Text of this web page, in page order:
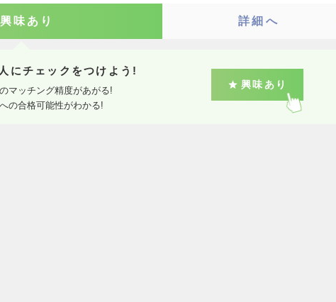
興味あり 詳細へ
にチェックをつけよう!
マッチング精度があがる!
の合格可能性がわかる!
興味あり